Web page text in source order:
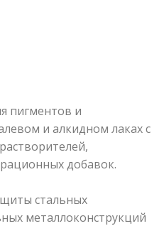
пигментов и
и алкидном лаках с
добавок.
стальных
металлоконструкций